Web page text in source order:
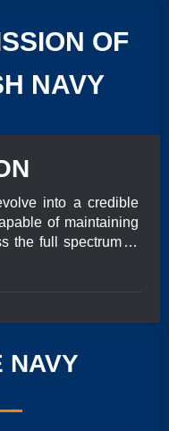
For Health
Navy 2024
OF
NAVY
into a credible
of maintaining
the full spectrum of
Navy shall also
activities.
NAVY